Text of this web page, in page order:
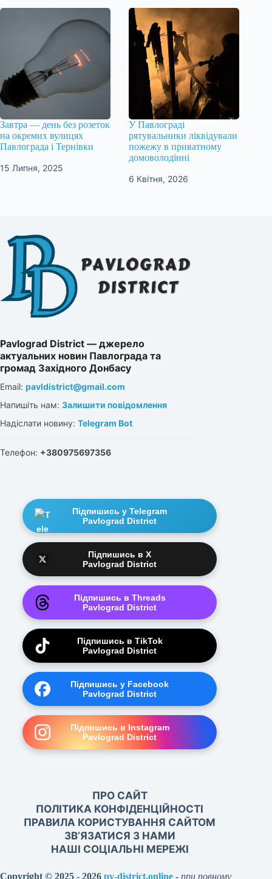
Завтра — день без розеток
на окремих вулицях
Павлограда і Тернівки
15 Липня, 2025
У Павлограді
рятувальники ліквідували
пожежу в приватному
домоволодінні
6 Квітня, 2026
Pavlograd District — джерело
актуальних новин Павлограда та
громад Західного Донбасу
Email: pavldistrict@gmail.com
Напишіть нам: Залишити повідомлення
Надіслати новину: Telegram Bot
Телефон: +380975697356
Підпишись у Telegram
Pavlograd District
Підпишись в X
Pavlograd District
Підпишись в Threads
Pavlograd District
Підпишись в TikTok
Pavlograd District
Підпишись у Facebook
Pavlograd District
Підпишись в Instagram
Pavlograd District
ПРО САЙТ
ПОЛІТИКА КОНФІДЕНЦІЙНОСТІ
ПРАВИЛА КОРИСТУВАННЯ САЙТОМ
ЗВ’ЯЗАТИСЯ З НАМИ
НАШІ СОЦІАЛЬНІ МЕРЕЖІ
Copyright © 2025 - 2026 pv-district.online - при повному